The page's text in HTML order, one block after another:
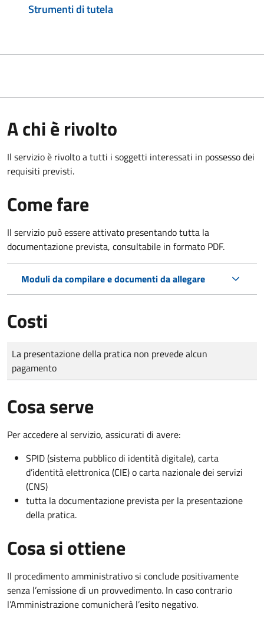
Strumenti di tutela
A chi è rivolto
Il servizio è rivolto a tutti i soggetti interessati in possesso dei
requisiti previsti.
Come fare
Il servizio può essere attivato presentando tutta la
documentazione prevista, consultabile in formato PDF.
Moduli da compilare e documenti da allegare
Costi
Tipo di pagamento
Importo
La presentazione della pratica non prevede alcun
pagamento
Cosa serve
Per accedere al servizio, assicurati di avere:
SPID (sistema pubblico di identità digitale), carta
d’identità elettronica (CIE) o carta nazionale dei servizi
(CNS)
tutta la documentazione prevista per la presentazione
della pratica.
Cosa si ottiene
Il procedimento amministrativo si conclude positivamente
senza l’emissione di un provvedimento. In caso contrario
l’Amministrazione comunicherà l’esito negativo.